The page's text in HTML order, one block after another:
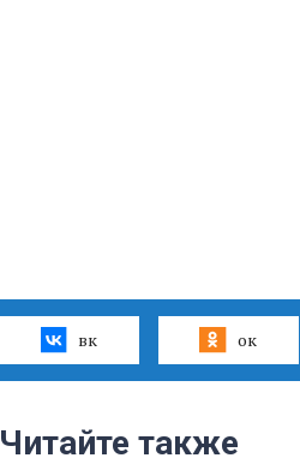
вк ок
Читайте также